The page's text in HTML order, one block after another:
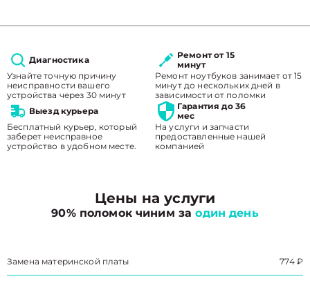
Диагностика
Узнайте точную причину
неисправности вашего
устройства через 30 минут
Ремонт от 15
минут
Ремонт ноутбуков занимает от 15
минут до нескольких дней в
зависимости от поломки
Выезд курьера
Бесплатный курьер, который
заберет неисправное
устройство в удобном месте.
Гарантия до 36
мес
На услуги и запчасти
предоставленные нашей
компанией
Цены на услуги
90% поломок чиним заодин день
Замена материнской платы 774 ₽